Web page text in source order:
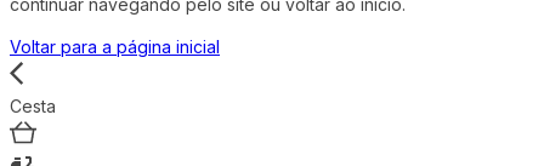
continuar navegando pelo site ou voltar ao início.
Voltar para a página inicial
Cesta